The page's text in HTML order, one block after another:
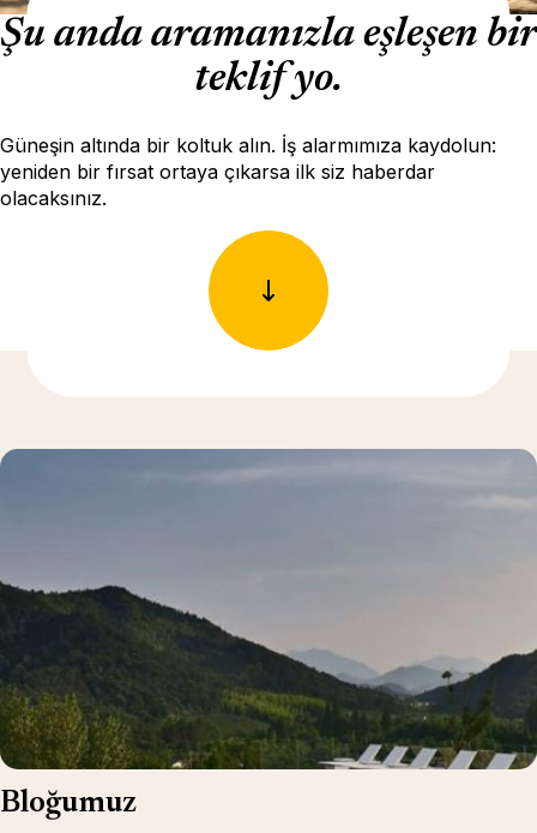
Şu anda aramanızla eşleşen bir
teklif yo.
Güneşin altında bir koltuk alın. İş alarmımıza kaydolun:
yeniden bir fırsat ortaya çıkarsa ilk siz haberdar
olacaksınız.
Bloğumuz